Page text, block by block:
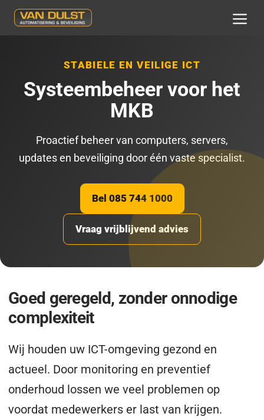
naar
STABIELE EN VEILIGE ICT
Systeembeheer voor het
MKB
Proactief beheer van computers, servers,
updates en beveiliging door één vaste specialist.
Bel 085 744 1000
Vraag vrijblijvend advies
Goed geregeld, zonder onnodige
complexiteit
Wij houden uw ICT-omgeving gezond en
actueel. Door monitoring en preventief
onderhoud lossen we veel problemen op
voordat medewerkers er last van krijgen.